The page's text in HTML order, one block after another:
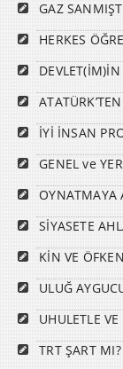
GAZ
HERKES
İYİ İNSAN
GENEL ve
OYNATMAYA
SİYASETE
KİN VE
ULUĞ
UHULETLE
TRT ŞART MI?